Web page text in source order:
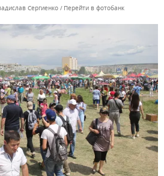
Сергиенко Перейти в фотобанк